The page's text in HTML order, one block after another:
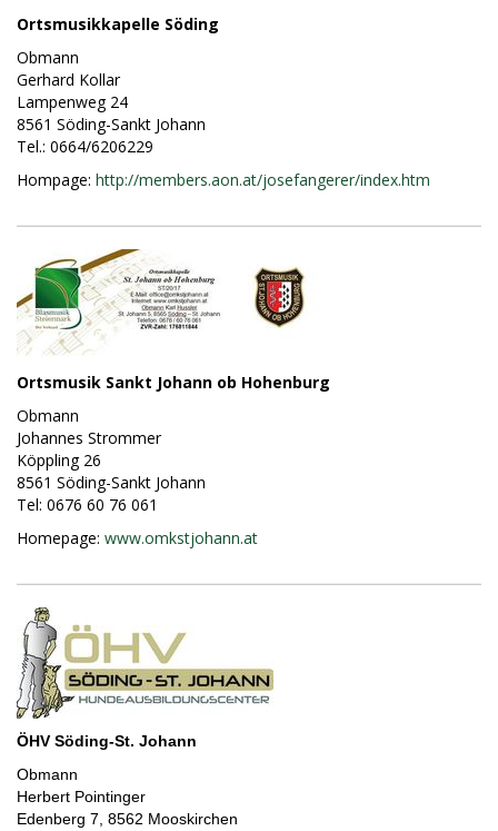
Ortsmusikkapelle Söding
Obmann
Gerhard Kollar
Lampenweg 24
8561 Söding-Sankt Johann
Tel.: 0664/6206229
Hompage: http://members.aon.at/josefangerer/index.htm
Ortsmusik Sankt Johann ob Hohenburg
Obmann
Johannes Strommer
Köppling 26
8561 Söding-Sankt Johann
Tel: 0676 60 76 061
Homepage: www.omkstjohann.at
ÖHV Söding-St. Johann
Obmann
Herbert Pointinger
Edenberg 7, 8562 Mooskirchen